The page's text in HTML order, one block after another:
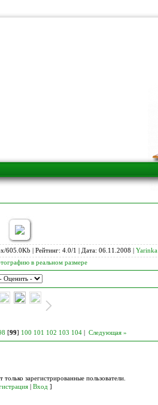
605.0Kb | Рейтинг: 4.0/1 | Дата: 06.11.2008 | Yarinka
в реальном размере
[99] 100 101 102 103 104| Следующая »
зарегистрированные пользователи.
| Вход ]